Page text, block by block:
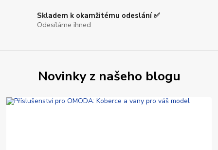
Skladem k okamžitému odeslání ✅
Odesíláme ihned
Novinky z našeho blogu